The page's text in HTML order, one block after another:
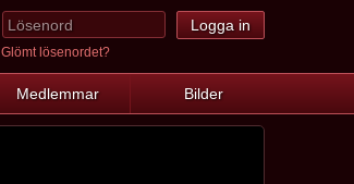
Glömt lösenordet?
Medlemmar Bilder